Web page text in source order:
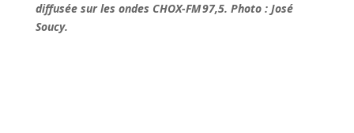
diffusée sur les ondes CHOX-FM 97,5. Photo : José
Soucy.